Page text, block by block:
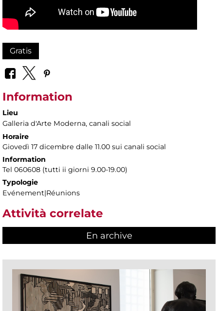
Gratis
Information
Lieu
Galleria d'Arte Moderna, canali social
Horaire
Giovedì 17 dicembre dalle 11.00 sui canali social
Information
Tel 060608 (tutti ii giorni 9.00-19.00)
Typologie
Evénement|Réunions
Attività correlate
En archive